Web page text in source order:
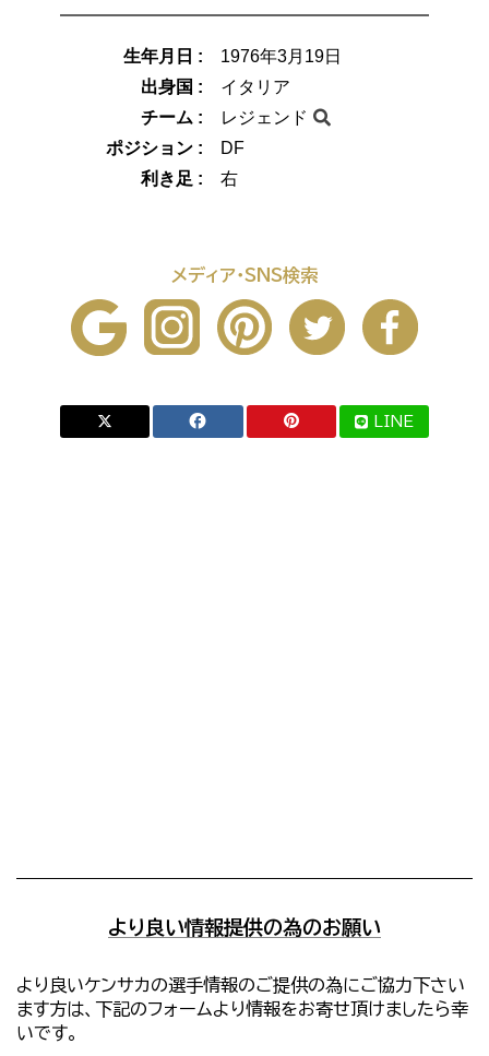
生年月日 :
1976年3月19日
出身国 :
イタリア
チーム :
レジェンド
ポジション :
DF
利き足 :
右
メディア・SNS検索
LINE
より良い情報提供の為のお願い
より良いケンサカの選手情報のご提供の為にご協力下さい
ます方は、下記のフォームより情報をお寄せ頂けましたら幸
いです。